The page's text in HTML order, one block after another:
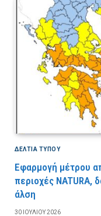
ΔΕΛΤΙΑ ΤΥΠΟΥ
Εφαρμογή μέτρου
περιοχές NATURA,
άλση
30 ΙΟΥΛΊΟΥ 2026